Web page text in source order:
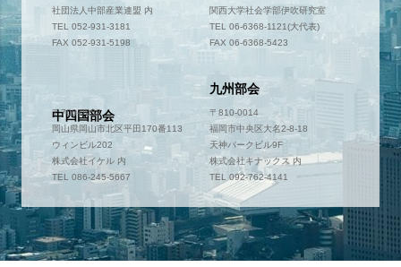
社団法人中部産業連盟 内
TEL 052-931-3181
FAX 052-931-5198
関西大学社会学部伊吹研究室
TEL 06-6368-1121(大代表)
FAX 06-6368-5423
中四国部会
〒700-0952
岡山県岡山市北区平田170番113
ウィンビル202
株式会社イケル 内
TEL 086-245-5667
九州部会
〒810-0014
福岡市中央区大名2-8-18
天神パークビル9F
株式会社キナックス 内
TEL 092-762-4141